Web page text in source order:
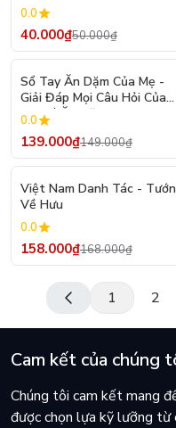
0.0
40.000₫50.000₫
Sổ Tay Ăn Dặm Của Mẹ -
Giải Đáp Mọi Câu Hỏi Của
Mẹ Về Ăn Dặm
0.0
139.000₫149.000₫
-
Việt Nam Danh Tác -
Về Hưu
0.0
158.000₫168.000₫
1 2
Cam kết của chúng
Chúng tôi cam kết mang
được chọn lựa kỹ lưỡng từ